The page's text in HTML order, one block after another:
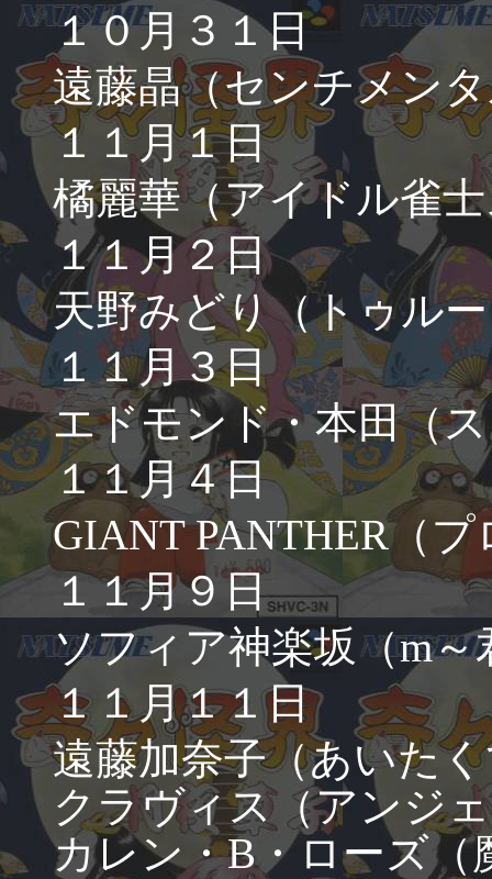
１０月３１日
遠藤晶（センチメン
１１月１日
橘麗華（アイドル雀
１１月２日
天野みどり（トゥル
１１月３日
エドモンド・本田（
１１月４日
GIANT PANTHER（
１１月９日
ソフィア神楽坂（m
１１月１１日
遠藤加奈子（あいた
クラヴィス（アンジ
カレン・B・ローズ（